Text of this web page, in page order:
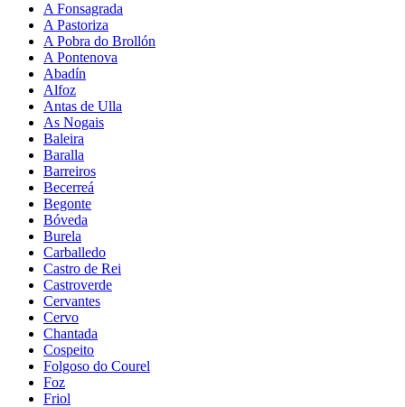
A Fonsagrada
A Pastoriza
A Pobra do Brollón
A Pontenova
Abadín
Alfoz
Antas de Ulla
As Nogais
Baleira
Baralla
Barreiros
Becerreá
Begonte
Bóveda
Burela
Carballedo
Castro de Rei
Castroverde
Cervantes
Cervo
Chantada
Cospeito
Folgoso do Courel
Foz
Friol